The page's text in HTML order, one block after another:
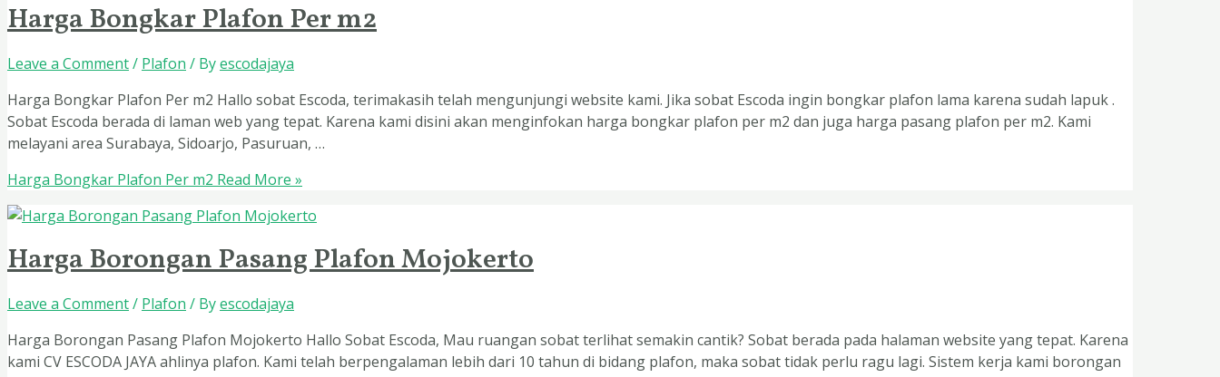
Harga Bongkar Plafon Per m2
Leave a Comment/ Plafon / Byescodajaya
Harga Bongkar Plafon Per m2 Hallo sobat Escoda, terimakasih telah mengunjungi website kami. Jika sobat Escoda ingin bongkar plafon lama karena sudah lapuk .
Sobat Escoda berada di laman web yang tepat. Karena kami disini akan menginfokan harga bongkar plafon per m2 dan juga harga pasang plafon per m2. Kami
melayani area Surabaya, Sidoarjo, Pasuruan, …
Harga Bongkar Plafon Per m2 Read More »
Harga Borongan Pasang Plafon Mojokerto
Leave a Comment/ Plafon / Byescodajaya
Harga Borongan Pasang Plafon Mojokerto Hallo Sobat Escoda, Mau ruangan sobat terlihat semakin cantik? Sobat berada pada halaman website yang tepat. Karena
kami CV ESCODA JAYA ahlinya plafon. Kami telah berpengalaman lebih dari 10 tahun di bidang plafon, maka sobat tidak perlu ragu lagi. Sistem kerja kami borongan